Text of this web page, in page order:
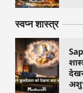
स्वप्न शास्त्र